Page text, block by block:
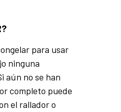
para usar
ninguna
aún no se han
completo puede
el rallador o